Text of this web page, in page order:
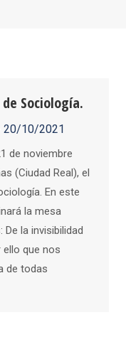
Sociología.
20/10/2021
de noviembre
(Ciudad Real), el
En este
la mesa
la invisibilidad
ello que nos
de todas